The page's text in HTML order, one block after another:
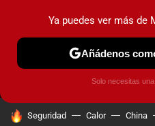
MENÚ
COCHES
HOY SE HABLA DE
Seguridad Calor China
Ya puedes ver más de
Añádenos
Solo necesitas